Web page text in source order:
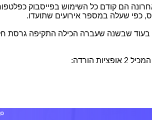
הם קודם כל השימוש בפייסבוק
כפי שעלה במספר אירועים שתועדו.
בעוד שבשנה שעברה הכילה התקיפה גרסת
הורדה: